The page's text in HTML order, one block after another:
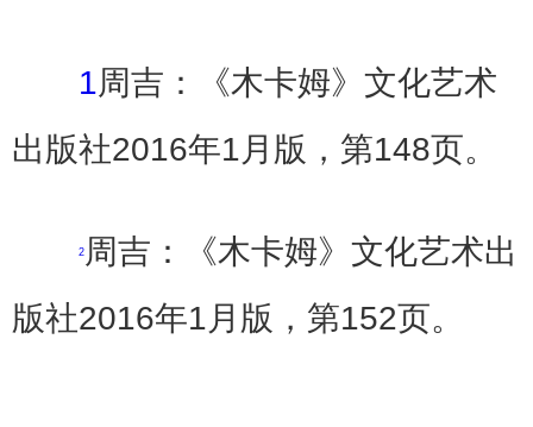
1周吉：《木卡姆》文化艺术
出版社2016年1月版，第148页。
2 周吉：《木卡姆》文化艺术出
版社2016年1月版，第152页。